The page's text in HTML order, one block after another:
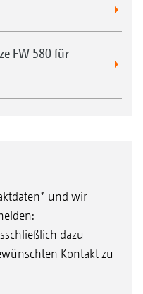
FW 580 für
und wir
dazu
Kontakt zu